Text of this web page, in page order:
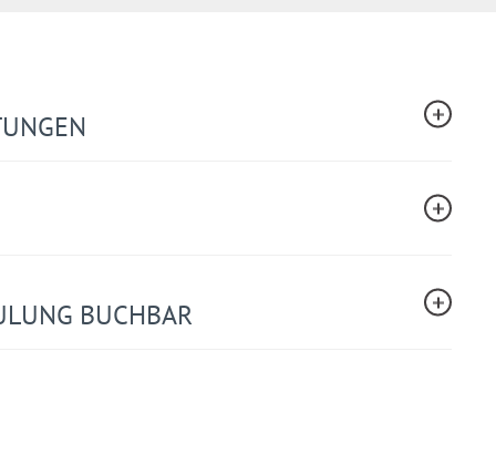
BUCHBAR